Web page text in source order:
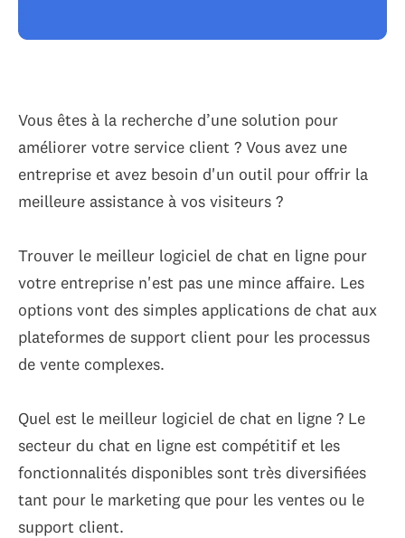
Vous êtes à la recherche d’une solution pour
améliorer votre service client ? Vous avez une
entreprise et avez besoin d'un outil pour offrir la
meilleure assistance à vos visiteurs ?
Trouver le meilleur logiciel de chat en ligne pour
votre entreprise n'est pas une mince affaire. Les
options vont des simples applications de chat aux
plateformes de support client pour les processus
de vente complexes.
Quel est le meilleur logiciel de chat en ligne ? Le
secteur du chat en ligne est compétitif et les
fonctionnalités disponibles sont très diversifiées
tant pour le marketing que pour les ventes ou le
support client.